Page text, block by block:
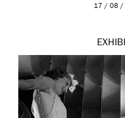
17 / 08